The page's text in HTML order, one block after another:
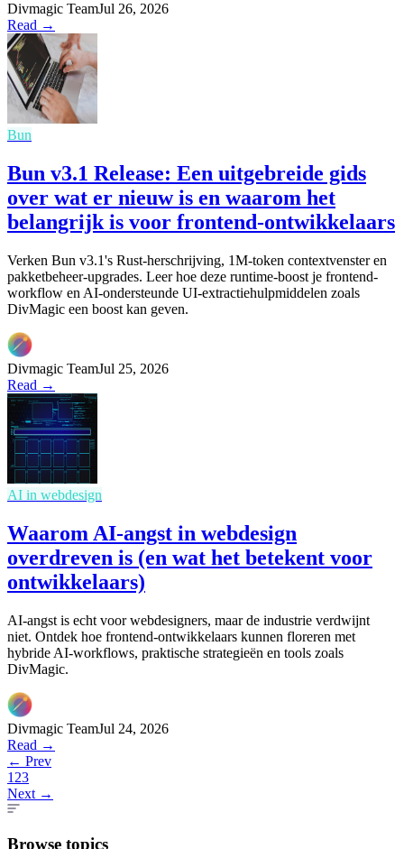
Divmagic TeamJul 26, 2026
Read →
Bun
Bun v3.1 Release: Een uitgebreide gids
over wat er nieuw is en waarom het
belangrijk is voor frontend-ontwikkelaars
Verken Bun v3.1's Rust-herschrijving, 1M-token contextvenster en
pakketbeheer-upgrades. Leer hoe deze runtime-boost je frontend-
workflow en AI-ondersteunde UI-extractiehulpmiddelen zoals
DivMagic een boost kan geven.
Divmagic TeamJul 25, 2026
Read →
AI in webdesign
Waarom AI-angst in webdesign
overdreven is (en wat het betekent voor
ontwikkelaars)
AI-angst is echt voor webdesigners, maar de industrie verdwijnt
niet. Ontdek hoe frontend-ontwikkelaars kunnen floreren met
hybride AI-workflows, praktische strategieën en tools zoals
DivMagic.
Divmagic TeamJul 24, 2026
Read →
← Prev
1 23
Next →
Browse topics